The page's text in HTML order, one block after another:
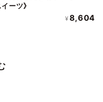
ーツ》
¥ 8,604